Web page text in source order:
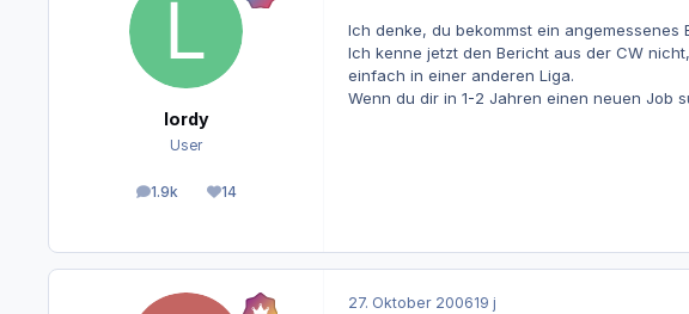
lordy
User
1.9k
Beiträge 14
Reputation
Ich denke, du bekommst ein
Ich kenne jetzt den Bericht aus der CW
einfach in einer anderen Liga.
Wenn du dir in 1-2 Jahren einen neuen Job
27. Oktober 200619 j